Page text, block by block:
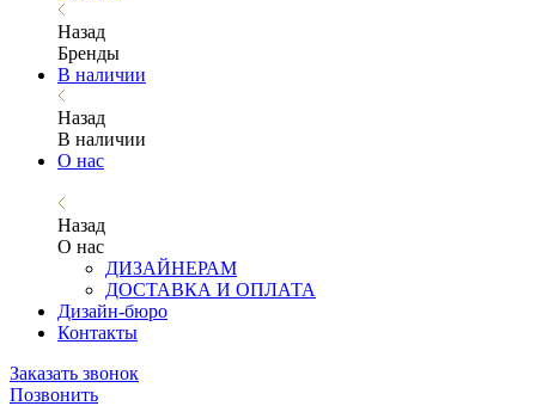
Назад
Бренды
В наличии
Назад
В наличии
О нас
Назад
О нас
ДИЗАЙНЕРАМ
ДОСТАВКА И ОПЛАТА
Дизайн-бюро
Контакты
Заказать звонок
Позвонить